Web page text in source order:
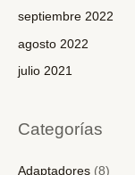
septiembre 2022
agosto 2022
julio 2021
Categorías
Adaptadores (8)